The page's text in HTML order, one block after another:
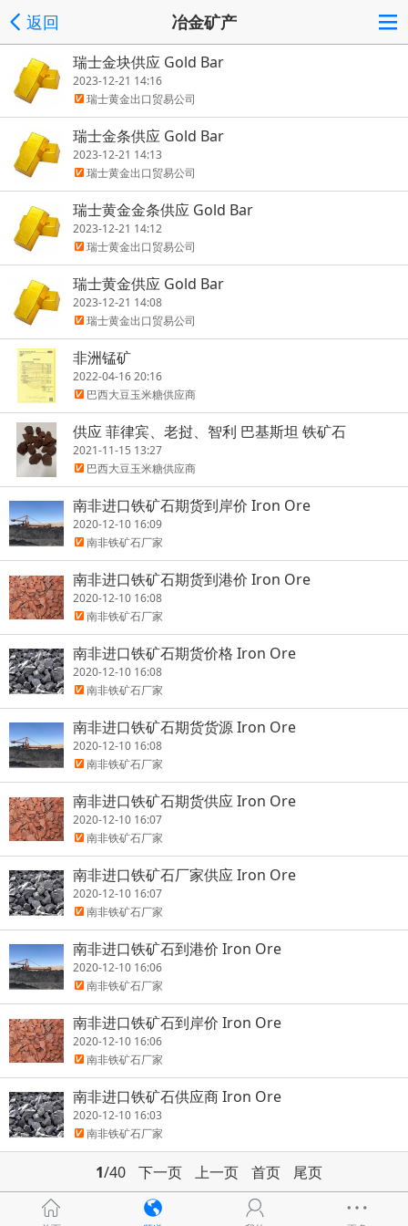
返回 冶金矿产
瑞士金块供应 Gold Bar
2023-12-21 14:16
瑞士黄金出口贸易公司
瑞士金条供应 Gold Bar
2023-12-21 14:13
瑞士黄金出口贸易公司
瑞士黄金金条供应 Gold Bar
2023-12-21 14:12
瑞士黄金出口贸易公司
瑞士黄金供应 Gold Bar
2023-12-21 14:08
瑞士黄金出口贸易公司
非洲锰矿
2022-04-16 20:16
巴西大豆玉米糖供应商
供应 菲律宾、老挝、智利 巴基斯坦 铁矿石
2021-11-15 13:27
巴西大豆玉米糖供应商
南非进口铁矿石期货到岸价 Iron Ore
2020-12-10 16:09
南非铁矿石厂家
南非进口铁矿石期货到港价 Iron Ore
2020-12-10 16:08
南非铁矿石厂家
南非进口铁矿石期货价格 Iron Ore
2020-12-10 16:08
南非铁矿石厂家
南非进口铁矿石期货货源 Iron Ore
2020-12-10 16:08
南非铁矿石厂家
南非进口铁矿石期货供应 Iron Ore
2020-12-10 16:07
南非铁矿石厂家
南非进口铁矿石厂家供应 Iron Ore
2020-12-10 16:07
南非铁矿石厂家
南非进口铁矿石到港价 Iron Ore
2020-12-10 16:06
南非铁矿石厂家
南非进口铁矿石到岸价 Iron Ore
2020-12-10 16:06
南非铁矿石厂家
南非进口铁矿石供应商 Iron Ore
2020-12-10 16:03
南非铁矿石厂家
1/40 下一页 上一页 首页 尾页